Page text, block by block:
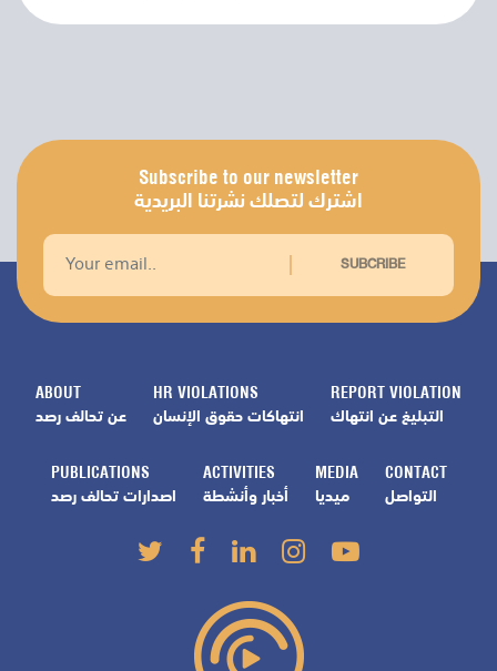
Subscribe to our newsletter
اشترك لتصلك نشرتنا البريدية
SUBCRIBE
ABOUT
عن تحالف رصد
HR VIOLATIONS
انتهاكات حقوق الإنسان
REPORT VIOLATION
التبليغ عن انتهاك
PUBLICATIONS
اصدارات تحالف رصد
ACTIVITIES
أخبار وأنشطة
MEDIA
ميديا
CONTACT
التواصل